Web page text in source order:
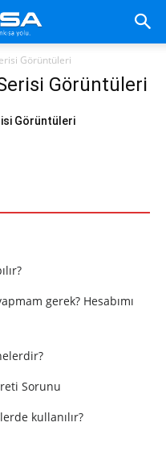
Görüntüleri
Görüntüleri
Görüntüleri
gerek? Hesabımı
Sorunu
kullanılır?